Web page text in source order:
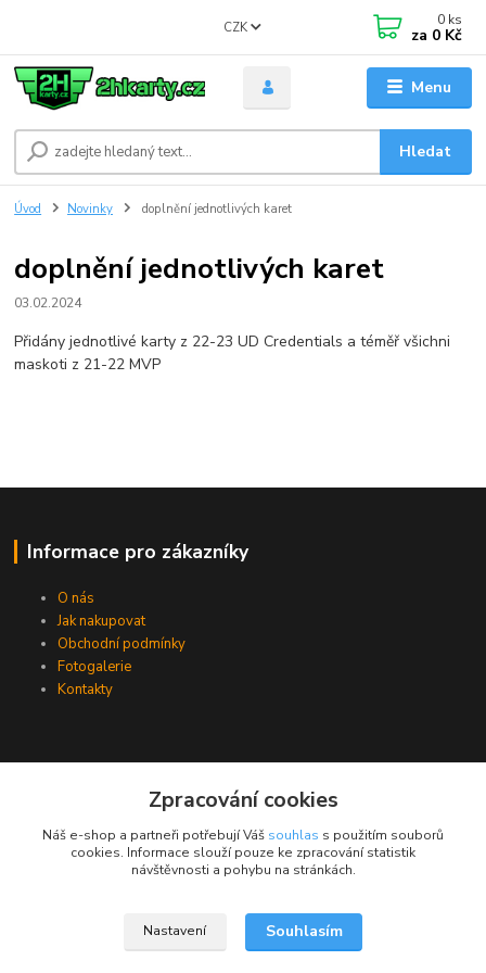
Menu
CZK
Hledat
0 ks
za 0 Kč
Úvod Novinky doplnění jednotlivých karet
doplnění jednotlivých karet
03.02.2024
Přidány jednotlivé karty z 22-23 UD Credentials a téměř všichni
maskoti z 21-22 MVP
Informace pro zákazníky
O nás
Jak nakupovat
Obchodní podmínky
Fotogalerie
Kontakty
Upravit sběr cookies.
Zpracování cookies
Náš e-shop a partneři potřebují Váš souhlas s použitím souborů
cookies. Informace slouží pouze ke zpracování statistik
návštěvnosti a pohybu na stránkách.
Nastavení Souhlasím